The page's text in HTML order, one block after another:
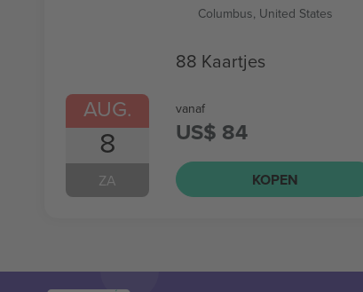
AUG.
8
ZA
Columbus, United States
88 Kaartjes
vanaf
US$ 84
KOPEN